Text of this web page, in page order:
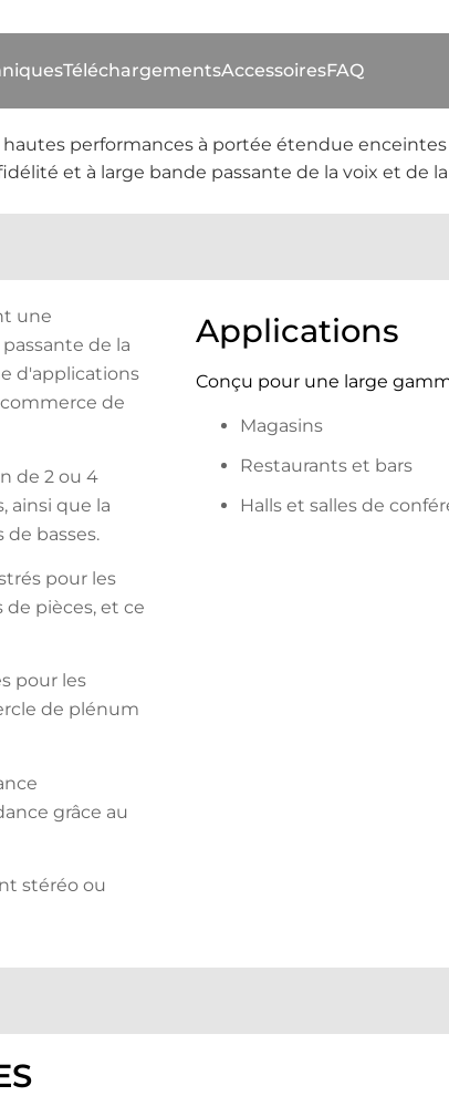
TéléchargementsAccessoiresFAQ
hautes performances à portée étendue
et à large bande passante de la voix et de
une
de la
d'applications
de
de 2 ou 4
ainsi que la
basses.
pour les
pièces, et ce
pour les
de plénum
grâce au
stéréo ou
Applications
Conçu pour une large
Magasins
Restaurants et bars
Halls et salles de